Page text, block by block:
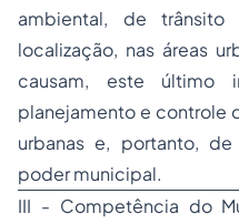
ambiental, de
localização, nas áreas
causam, este último
planejamento e controle
urbanas e, portanto,
poder municipal.
III - Competência do